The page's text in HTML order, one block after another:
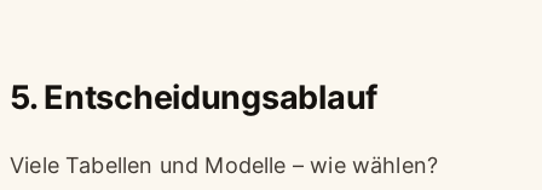
5. Entscheidungsablauf
Viele Tabellen und Modelle – wie wählen?